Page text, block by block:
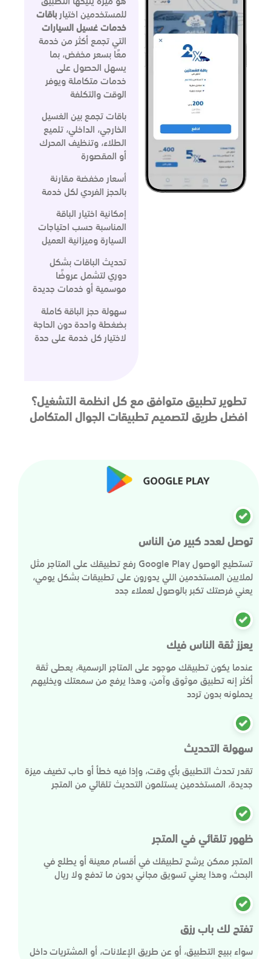
للمستخدمين اختيارباقات
خدمات غسيل السيارات
التي تجمع أكثر من خدمة
معًا بسعر مخفض، بما
يسهل الحصول على
خدمات متكاملة ويوفر
الوقت والتكلفة
باقات تجمع بين الغسيل
الخارجي، الداخلي، تلميع
الطلاء، وتنظيف المحرك
أو المقصورة
أسعار مخفضة مقارنة
بالحجز الفردي لكل خدمة
إمكانية اختيار الباقة
المناسبة حسب احتياجات
السيارة وميزانية العميل
تحديث الباقات بشكل
دوري لتشمل عروضًا
موسمية أو خدمات جديدة
سهولة حجز الباقة كاملة
بضغطة واحدة دون الحاجة
لاختيار كل خدمة على حدة
تطوير تطبيق متوافق مع كل انظمة التشغيل؟
افضل طريق لتصميم تطبيقات الجوال المتكامل
توصل لعدد كبير من الناس
رفع تطبيقك على المتاجر مثل Google Play تستطيع الوصول
لملايين المستخدمين اللي يدورون على تطبيقات بشكل يومي،
يعني فرصتك تكبر بالوصول لعملاء جدد
يعزز ثقة الناس فيك
عندما يكون تطبيقك موجود على المتاجر الرسمية، يعطى ثقة
أكثر إنه تطبيق موثوق وآمن، وهذا يرفع من سمعتك ويخليهم
يحملونه بدون تردد
سهولة التحديث
تقدر تحدث التطبيق بأي وقت، وإذا فيه خطأ أو حاب تضيف ميزة
جديدة، المستخدمين يستلمون التحديث تلقائي من المتجر
ظهور تلقائي في المتجر
المتجر ممكن يرشح تطبيقك في أقسام معينة أو يطلع في
البحث، وهذا يعني تسويق مجاني بدون ما تدفع ولا ريال
تفتح لك باب رزق
سواء ببيع التطبيق، أو عن طريق الإعلانات، أو المشتريات داخل